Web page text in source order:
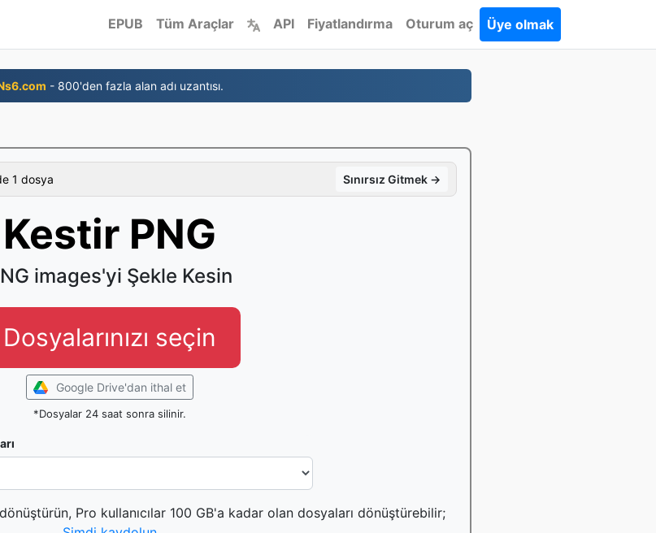
EPUB Tüm Araçlar API Fiyatlandırma Oturum aç Üye olmak
- 800'den fazla alan adı uzantısı.
1 dosya Sınırsız Gitmek →
Kestir PNG
images'yi Şekle Kesin
Dosyalarınızı seçin
Google Drive'dan ithal et
*Dosyalar 24 saat sonra silinir.
Pro kullanıcılar 100 GB'a kadar olan dosyaları dönüştürebilir;